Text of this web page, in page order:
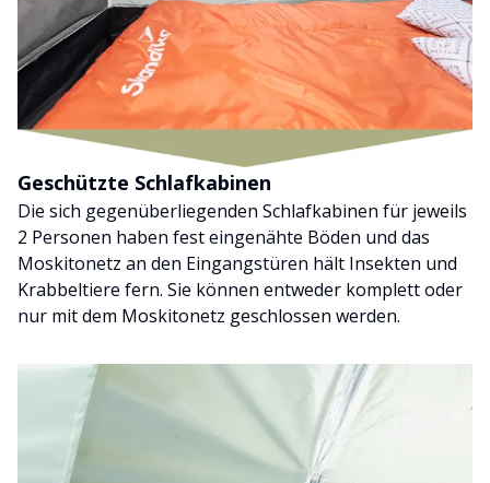
Geschützte Schlafkabinen
Die sich gegenüberliegenden Schlafkabinen für jeweils
2 Personen haben fest eingenähte Böden und das
Moskitonetz an den Eingangstüren hält Insekten und
Krabbeltiere fern. Sie können entweder komplett oder
nur mit dem Moskitonetz geschlossen werden.